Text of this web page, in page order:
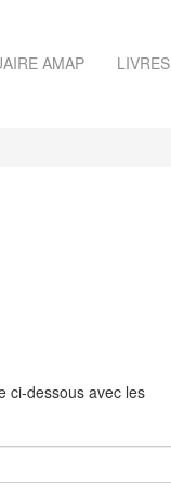
AMAP LIVRES
ci-dessous avec les